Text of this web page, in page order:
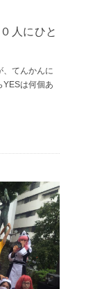
人にひと
、てんかんに
YESは何個あ